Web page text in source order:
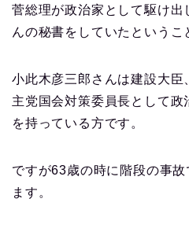
菅総理が政治家として駆け出
んの秘書をしていたというこ
小此木彦三郎さんは建設大臣
主党国会対策委員長として政
を持っている方です。
ですが63歳の時に階段の事
ます。